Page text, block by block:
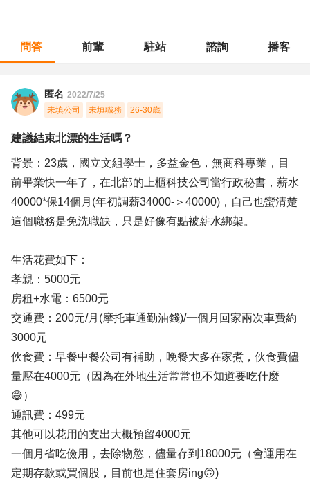
問答 前輩 駐站 諮詢 播客
匿名 2022/7/25
未填公司
未填職務 26-30歲
建議結束北漂的生活嗎？
背景：23歲，國立文組學士，多益金色，無商科專業，目
前畢業快一年了，在北部的上櫃科技公司當行政秘書，薪水
40000*保14個月(年初調薪34000-＞40000)，自己也蠻清楚
這個職務是免洗職缺，只是好像有點被薪水綁架。
生活花費如下：
孝親：5000元
房租+水電：6500元
交通費：200元/月(摩托車通勤油錢)/一個月回家兩次車費約
3000元
伙食費：早餐中餐公司有補助，晚餐大多在家煮，伙食費儘
量壓在4000元（因為在外地生活常常也不知道要吃什麼
😅）
通訊費：499元
其他可以花用的支出大概預留4000元
一個月省吃儉用，去除物慾，儘量存到18000元（會運用在
定期存款或買個股，目前也是住套房ing🙃)